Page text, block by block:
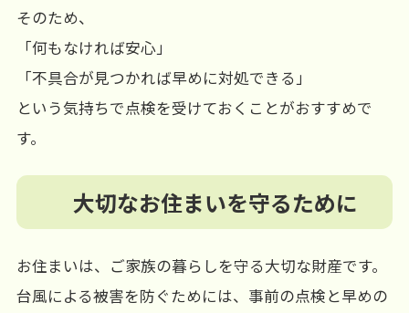
そのため、
「何もなければ安心」
「不具合が見つかれば早めに対処できる」
という気持ちで点検を受けておくことがおすすめで
す。
大切なお住まいを守るために
お住まいは、ご家族の暮らしを守る大切な財産です。
台風による被害を防ぐためには、事前の点検と早めの